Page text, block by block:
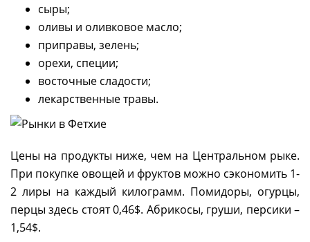
сыры;
оливы и оливковое масло;
приправы, зелень;
орехи, специи;
восточные сладости;
лекарственные травы.
Цены на продукты ниже, чем на Центральном рыке.
При покупке овощей и фруктов можно сэкономить 1-
2 лиры на каждый килограмм. Помидоры, огурцы,
перцы здесь стоят 0,46$. Абрикосы, груши, персики –
1,54$.